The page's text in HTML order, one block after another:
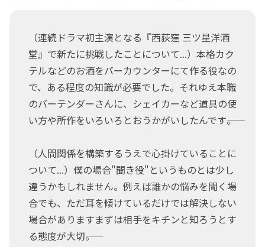
（連続ドラマ初主演となる『西荻窪 三ツ星洋酒
堂』で新たに挑戦したことについて...）本格カク
テルなどのお酒をバーカウンターにて作る役なの
で、ある程度の知識が必要でした。それゆえ本職
のバーテンダーさんに、シェイカーなど道具の使
い方や所作をいろいろとおうかがいしたんです――。
（人間関係を構築するうえで心掛けていることに
ついて...）僕の場合"聞き役"というものとは少し
違うかもしれません。例えば誰かの悩みを聞く場
合でも、ただ耳を傾けているだけでは解決しない
場合がありますまずは相手をキチンと知ろうとす
る態度が大切――。